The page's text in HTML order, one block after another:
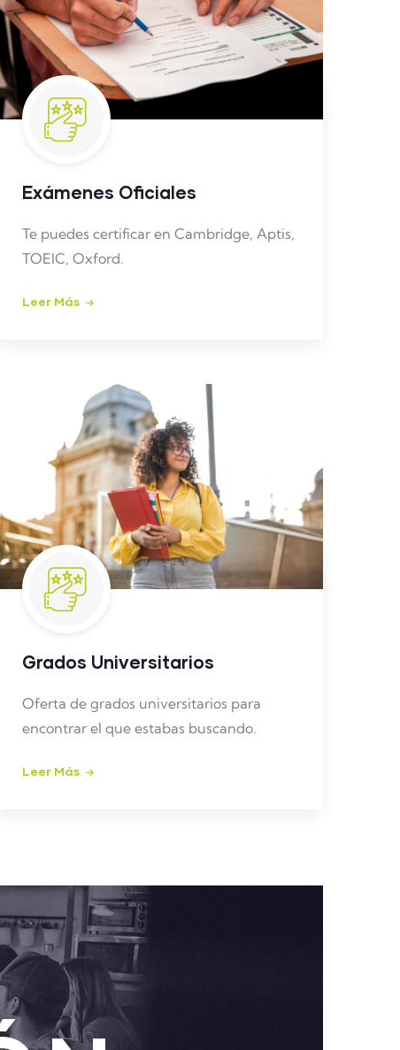
Exámenes Oficiales
Te puedes certificar en Cambridge, Aptis,
TOEIC, Oxford.
Leer Más
Grados Universitarios
Oferta de grados universitarios para
encontrar el que estabas buscando.
Leer Más